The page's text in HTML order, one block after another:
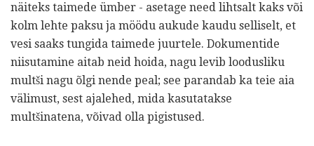
näiteks taimede ümber - asetage need lihtsalt kaks või
kolm lehte paksu ja möödu aukude kaudu selliselt, et
vesi saaks tungida taimede juurtele. Dokumentide
niisutamine aitab neid hoida, nagu levib loodusliku
multši nagu õlgi nende peal; see parandab ka teie aia
välimust, sest ajalehed, mida kasutatakse
multšinatena, võivad olla pigistused.